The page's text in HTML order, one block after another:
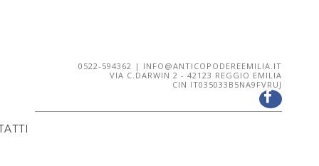
0522-594362 | INFO@ANTICOPODEREEMILIA.IT
VIA C.DARWIN 2 - 42123 REGGIO EMILIA
CIN IT035033B5NA9FVRUJ